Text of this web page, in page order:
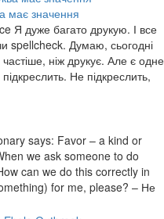
має значення
Я дуже багато друкую. І все
spellcheck. Думаю, сьогодні
ніж друкує. Але є одне
Не підкреслить,
says: Favor – a kind or
we ask someone to do
can we do this correctly in
for me, please? – Не